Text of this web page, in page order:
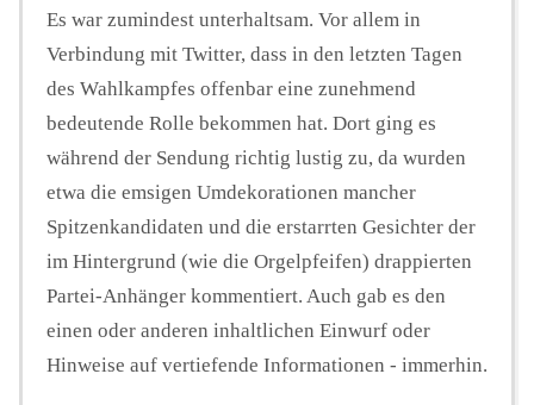
Es war zumindest unterhaltsam. Vor allem in
Verbindung mit Twitter, dass in den letzten Tagen
des Wahlkampfes offenbar eine zunehmend
bedeutende Rolle bekommen hat. Dort ging es
während der Sendung richtig lustig zu, da wurden
etwa die emsigen Umdekorationen mancher
Spitzenkandidaten und die erstarrten Gesichter der
im Hintergrund (wie die Orgelpfeifen) drappierten
Partei-Anhänger kommentiert. Auch gab es den
einen oder anderen inhaltlichen Einwurf oder
Hinweise auf vertiefende Informationen - immerhin.